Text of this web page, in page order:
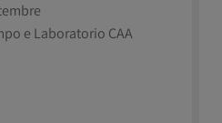
e Laboratorio CAA